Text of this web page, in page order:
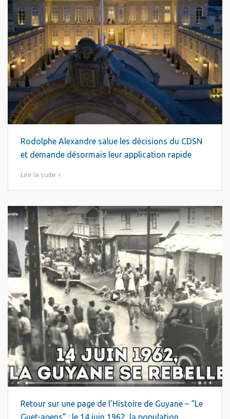
Rodolphe Alexandre salue les décisions du CDSN
et demande désormais leur application rapide
Lire la suite
Retour sur une page de l’Histoire de Guyane – “Le
Guet-apens” : le 14 juin 1962, la population